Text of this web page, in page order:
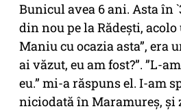
Bunicul avea 6 ani. Asta în
din nou pe la Rădești,
Maniu cu ocazia asta”, era
ai văzut, eu am fost?”. ”L-
eu.” mi-a răspuns el. I-am
niciodată în Maramureș, și